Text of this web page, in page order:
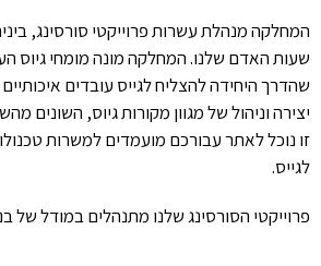
המחלקה מנהלת עשרות פרוייקטי סורסינג,
שעות האדם שלנו. המחלקה מונה מומחי גיוס
שהדרך היחידה להצליח לגייס עובדים
יצירה וניהול של מגוון מקורות גיוס, השונים
זו נוכל לאתר עבורכם מועמדים למשרות
לגייס.
פרוייקטי הסורסינג שלנו מתנהלים במודל של